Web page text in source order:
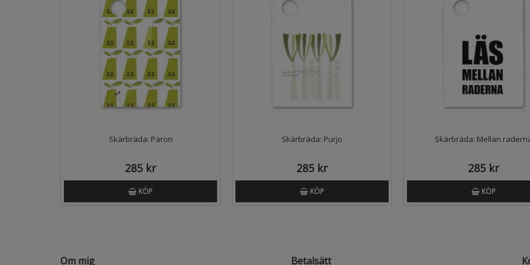
Skärbräda: Päron
285 kr
KÖP
Skärbräda: Purjo
285 kr
KÖP
Skärbräda: Mellan
285 kr
KÖP
Om mig Betalsätt